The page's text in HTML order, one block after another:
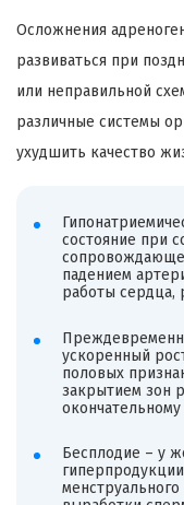
Осложнения
развиваться при
или неправильной
различные системы
ухудшить качество
состояние при
падением
работы сердца,
ускоренный
половых
закрытием зон
окончательному
Бесплодие – у